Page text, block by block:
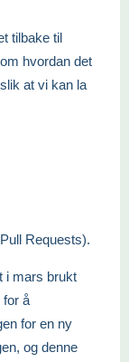
tilbake til
hvordan det
at vi kan la
Requests).
i mars brukt
for å
for en ny
og denne